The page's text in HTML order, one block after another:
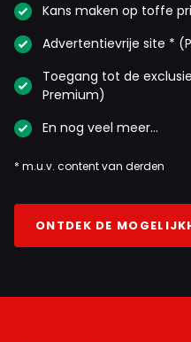
Kans maken op toffe
Advertentievrije site *
Toegang tot de
Premium)
En nog veel meer…
* m.u.v. content van derden
ONTDEK DE